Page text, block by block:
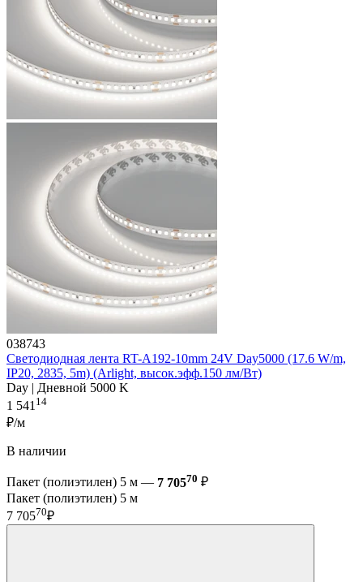
038743
Светодиодная лента RT-A192-10mm 24V Day5000 (17.6 W/m,
IP20, 2835, 5m) (Arlight, высок.эфф.150 лм/Вт)
Day | Дневной 5000 K
1 54114
₽/м
В наличии
Пакет (полиэтилен) 5 м — 7 70570 ₽
Пакет (полиэтилен) 5 м
7 70570₽